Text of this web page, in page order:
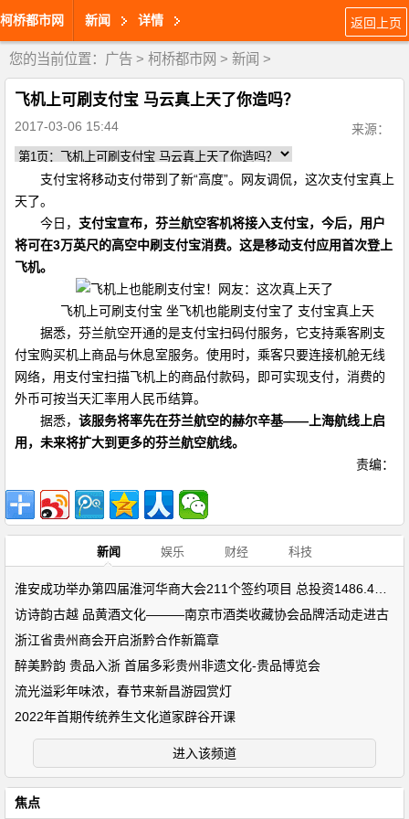
柯桥都市网 新闻 详情 返回上页
您的当前位置： 广告 > 柯桥都市网 > 新闻 >
飞机上可刷支付宝 马云真上天了你造吗？
2017-03-06 15:44 来源：
支付宝将移动支付带到了新“高度”。网友调侃，这次支付宝真上
天了。
今日， 支付宝宣布，芬兰航空客机将接入支付宝，今后，用户
将可在3万英尺的高空中刷支付宝消费。这是移动支付应用首次登上
飞机。
飞机上可刷支付宝 坐飞机也能刷支付宝了 支付宝真上天
据悉，芬兰航空开通的是支付宝扫码付服务，它支持乘客刷支
付宝购买机上商品与休息室服务。使用时，乘客只要连接机舱无线
网络，用支付宝扫描飞机上的商品付款码，即可实现支付，消费的
外币可按当天汇率用人民币结算。
据悉， 该服务将率先在芬兰航空的赫尔辛基——上海航线上启
用，未来将扩大到更多的芬兰航空航线。
责编：
新闻 娱乐 财经 科技
访诗韵古越 品黄酒文化———南京市酒类收藏协会品牌活动走进古
浙江省贵州商会开启浙黔合作新篇章
醉美黔韵 贵品入浙 首届多彩贵州非遗文化-贵品博览会
流光溢彩年味浓，春节来新昌游园赏灯
2022年首期传统养生文化道家辟谷开课
进入该频道
焦点